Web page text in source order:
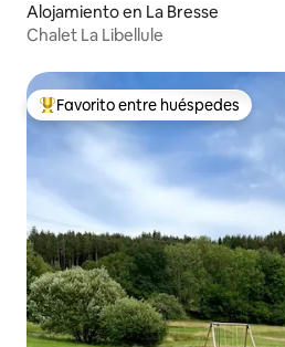
Alojamiento en La Bresse
Chalet La Libellule
Favorito entre huéspedes preferido
Favorito entre huéspedes